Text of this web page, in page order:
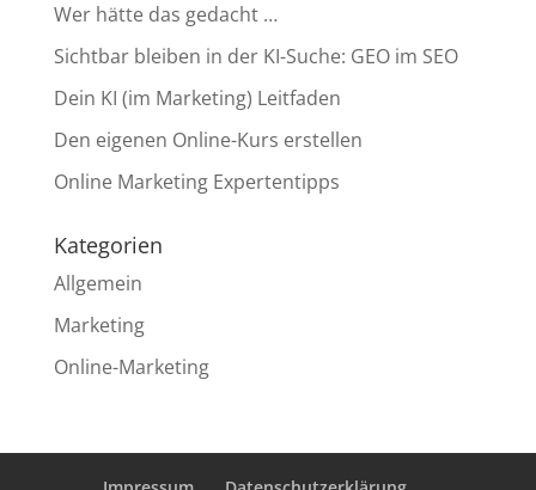
Wer hätte das gedacht …
Sichtbar bleiben in der KI-Suche: GEO im SEO
Dein KI (im Marketing) Leitfaden
Den eigenen Online-Kurs erstellen
Online Marketing Expertentipps
Kategorien
Allgemein
Marketing
Online-Marketing